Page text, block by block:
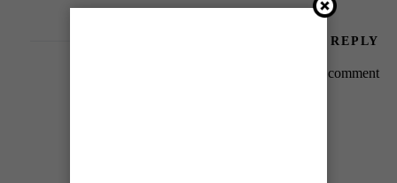
LEAVE A REPLY
to post a comment.